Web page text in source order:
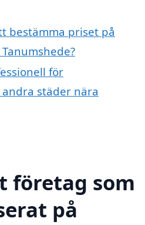
bestämma priset på
för
städer nära
företag som
på